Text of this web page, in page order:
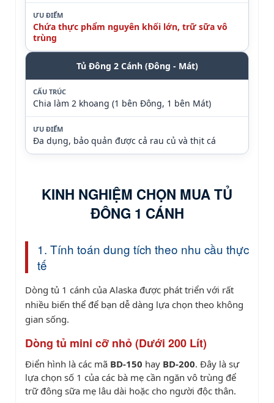
ƯU ĐIỂM
Chứa thực phẩm nguyên khối lớn, trữ sữa vô
trùng
Tủ Đông 2 Cánh (Đông - Mát)
CẤU TRÚC
Chia làm 2 khoang (1 bên Đông, 1 bên Mát)
ƯU ĐIỂM
Đa dụng, bảo quản được cả rau củ và thịt cá
KINH NGHIỆM CHỌN MUA TỦ
ĐÔNG 1 CÁNH
1. Tính toán dung tích theo nhu cầu thực
tế
Dòng tủ 1 cánh của Alaska được phát triển với rất
nhiều biến thể để bạn dễ dàng lựa chọn theo không
gian sống.
Dòng tủ mini cỡ nhỏ (Dưới 200 Lít)
Điển hình là các mã BD-150 hay BD-200. Đây là sự
lựa chọn số 1 của các bà mẹ cần ngăn vô trùng để
trữ đông sữa mẹ lâu dài hoặc cho người độc thân.